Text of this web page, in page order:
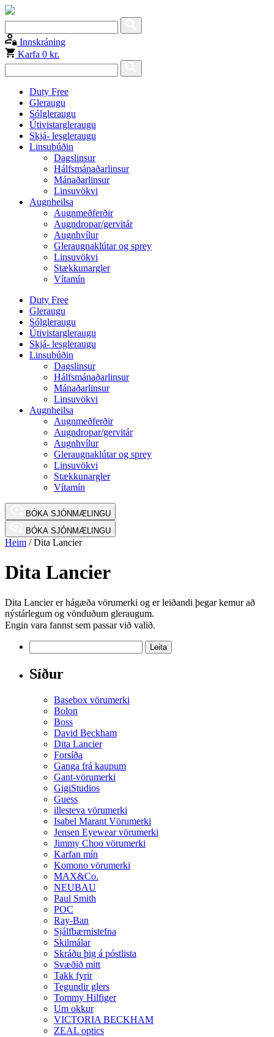
Innskráning
Karfa 0 kr.
Duty Free
Gleraugu
Sólgleraugu
Útivistargleraugu
Skjá- lesgleraugu
Linsubúðin
Dagslinsur
Hálfsmánaðarlinsur
Mánaðarlinsur
Linsuvökvi
Augnheilsa
Augnmeðferðir
Augndropar/gervitár
Augnhvílur
Gleraugnaklútar og sprey
Linsuvökvi
Stækkunargler
Vítamín
Duty Free
Gleraugu
Sólgleraugu
Útivistargleraugu
Skjá- lesgleraugu
Linsubúðin
Dagslinsur
Hálfsmánaðarlinsur
Mánaðarlinsur
Linsuvökvi
Augnheilsa
Augnmeðferðir
Augndropar/gervitár
Augnhvílur
Gleraugnaklútar og sprey
Linsuvökvi
Stækkunargler
Vítamín
BÓKA SJÓNMÆLINGU
BÓKA SJÓNMÆLINGU
Heim / Dita Lancier
Dita Lancier
Dita Lancier er hágæða vörumerki og er leiðandi þegar kemur að
nýstárlegum og vönduðum gleraugum.
Engin vara fannst sem passar við valið.
að:
Síður
Basebox vörumerki
Bolon
Boss
David Beckham
Dita Lancier
Forsíða
Ganga frá kaupum
Gant-vörumerki
GigiStudios
Guess
illesteva vörumerki
Isabel Marant Vörumerki
Jensen Eyewear vörumerki
Jimmy Choo vörumerki
Karfan mín
Komono vörumerki
MAX&Co.
NEUBAU
Paul Smith
POC
Ray-Ban
Sjálfbærnistefna
Skilmálar
Skráðu þig á póstlista
Svæðið mitt
Takk fyrir
Tegundir glers
Tommy Hilfiger
Um okkur
VICTORIA BECKHAM
ZEAL optics